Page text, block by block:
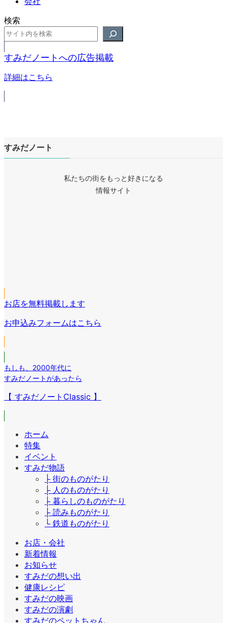
検索
すみだノートへの広告掲載
詳細はこちら
すみだノート
私たちの街をもっと好きになる
情報サイト
リ
ン
ク
ン
リ
ク
ン
ン
ク
お店を無料掲載します
お申込みフォームはこちら
もしも
2000年代に
すみだノートがあったら
【 すみだノートClassic 】
ホーム
特集
イベント
すみだ物語
├ 街のものがたり
├ 人のものがたり
├ 暮らしのものがたり
├ 読みものがたり
└ 鉄道ものがたり
お店・会社
新着情報
お知らせ
すみだの想い出
健康レシピ
すみだの映画
すみだの演劇
すみだのペットちゃん